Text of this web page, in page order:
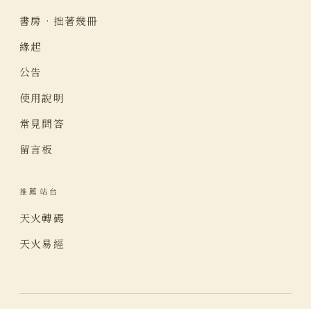
書房 · 拙著幾冊
緣起
公告
使用說明
常見問答
留言板
推薦站台
天火轉碼
天火易經